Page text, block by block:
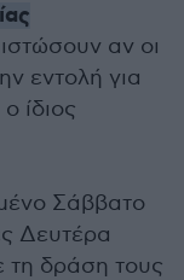
αν οι
εντολή για
ίδιος
Σάββατο
Δευτέρα
τη δράση τους